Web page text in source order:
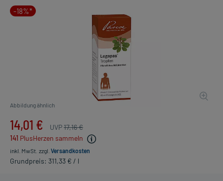
-18%*
Abbildung ähnlich
14,01 € UVP17,16 €
141 PlusHerzen sammeln
inkl. MwSt. zzgl. Versandkosten
Grundpreis: 311,33 € / l